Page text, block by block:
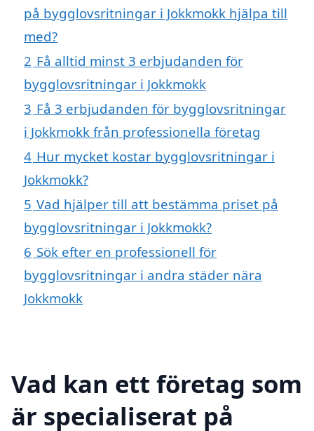
på bygglovsritningar i Jokkmokk hjälpa till
med?
2 Få alltid minst 3 erbjudanden för
bygglovsritningar i Jokkmokk
3 Få 3 erbjudanden för bygglovsritningar
i Jokkmokk från professionella företag
4 Hur mycket kostar bygglovsritningar i
Jokkmokk?
5 Vad hjälper till att bestämma priset på
bygglovsritningar i Jokkmokk?
6 Sök efter en professionell för
bygglovsritningar i andra städer nära
Jokkmokk
Vad kan ett företag som
är specialiserat på